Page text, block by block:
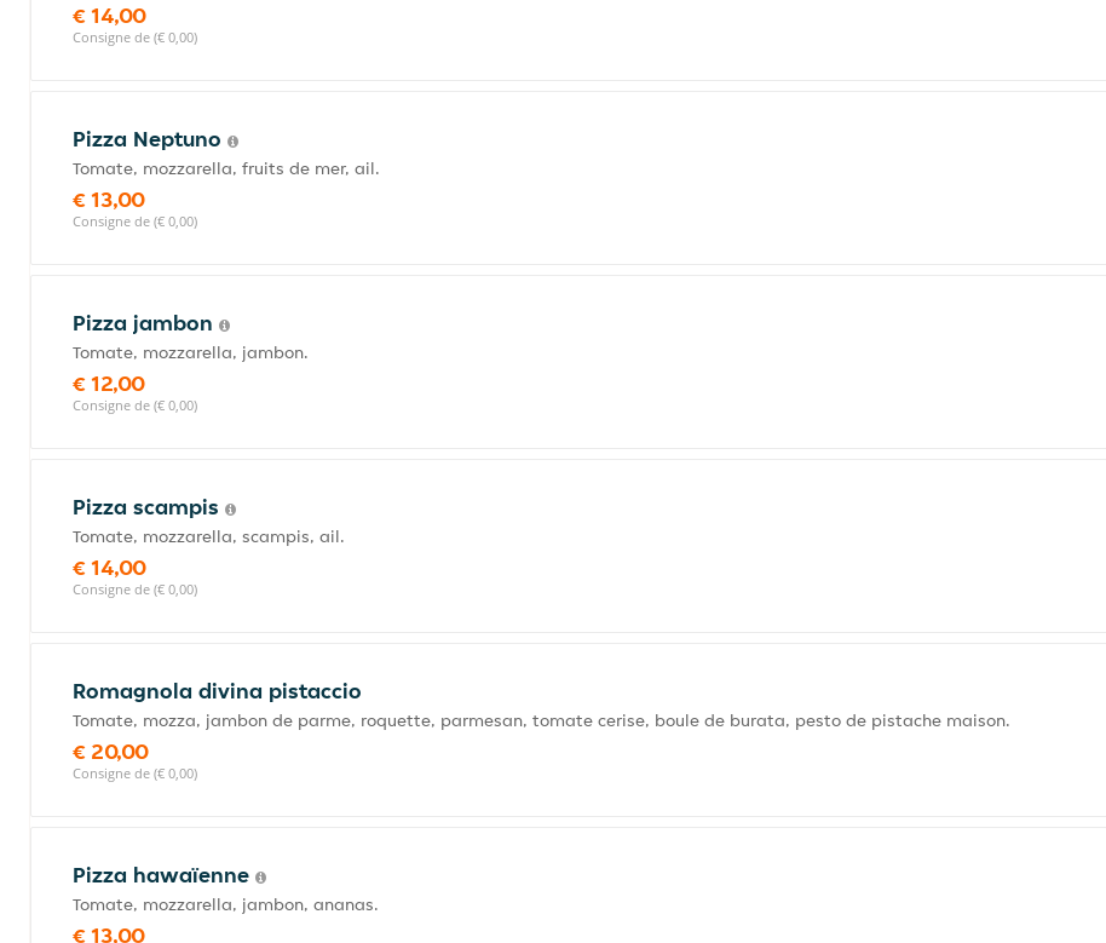
€ 14,00
Consigne de (€ 0,00)
Pizza Neptuno
Tomate, mozzarella, fruits de mer, ail.
€ 13,00
Consigne de (€ 0,00)
Pizza jambon
Tomate, mozzarella, jambon.
€ 12,00
Consigne de (€ 0,00)
Pizza scampis
Tomate, mozzarella, scampis, ail.
€ 14,00
Consigne de (€ 0,00)
Romagnola divina pistaccio
Tomate, mozza, jambon de parme, roquette, parmesan, tomate cerise, boule de burata, pesto de pistache maison.
€ 20,00
Consigne de (€ 0,00)
Pizza hawaïenne
Tomate, mozzarella, jambon, ananas.
€ 13,00